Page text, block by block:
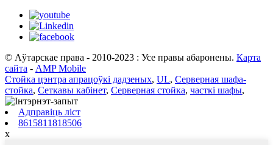
© Аўтарскае права - 2010-2023 : Усе правы абаронены. Карта
сайта - AMP Mobile
Стойка цэнтра апрацоўкі дадзеных, UL, Серверная шафа-
стойка, Сеткавы кабінет, Серверная стойка, часткі шафы,
Адправіць ліст
8615811818506
x